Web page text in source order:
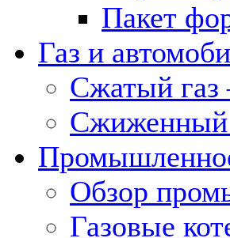
Пакет
Газ и
Сжатый
Сжиженный
Обзор
Газовые